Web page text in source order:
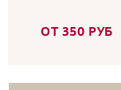
ОТ 350 РУБ